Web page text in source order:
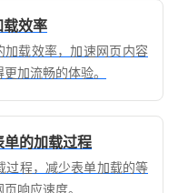
效率
载效率，加速网页内容
加流畅的体验。
的加载过程
过程，减少表单加载的等
响应速度。